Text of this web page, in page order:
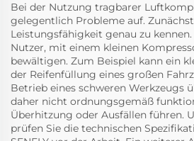
Bei der Nutzung tragbarer
gelegentlich Probleme auf.
Leistungsfähigkeit genau zu
Nutzer, mit einem kleinen
bewältigen. Zum Beispiel kann ein
der Reifenfüllung eines großen
Betrieb eines schweren Werkzeugs
daher nicht ordnungsgemäß
Überhitzung oder Ausfällen führen.
prüfen Sie die technischen